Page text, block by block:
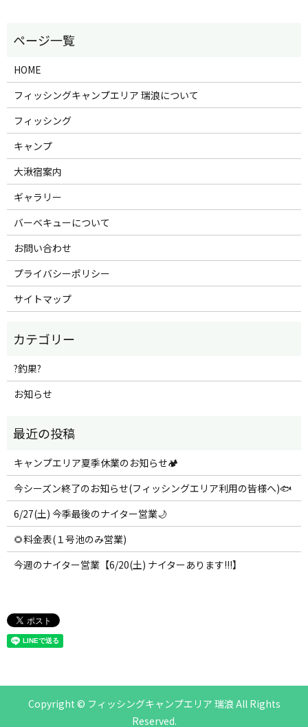
HOME
フィッシングキャンプエリア 瑞浪について
フィッシング
キャンプ
大湫宿案内
ギャラリー
バーベキューについて
お問い合わせ
プライバシーポリシー
サイトマップ
?釣果?
お知らせ
キャンプエリア夏季休業のお知らせ🏕️
今シーズン終了のお知らせ(フィッシングエリア利用の皆様へ)🐟
6/27(土) 今季最後のナイター営業🌙
🌻料金表(１号池のみ営業)
今週のナイター営業【6/20(土) ナイターあります!!!】
Copyright © フィッシングキャンプエリア 瑞浪 All Rights
Reserved.